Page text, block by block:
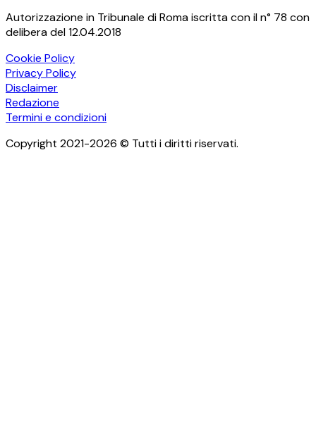
Autorizzazione in Tribunale di Roma iscritta con il n° 78 con
delibera del 12.04.2018
Cookie Policy
Privacy Policy
Disclaimer
Redazione
Termini e condizioni
Copyright 2021-2026 © Tutti i diritti riservati.